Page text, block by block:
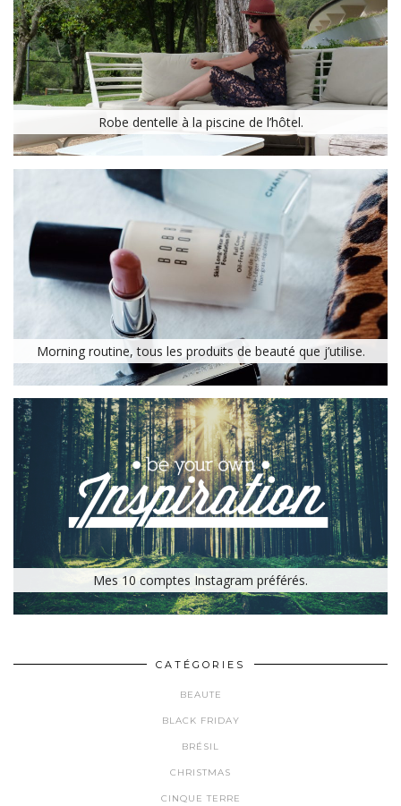
Robe dentelle à la piscine de l’hôtel.
Morning routine, tous les produits de beauté que j’utilise.
Mes 10 comptes Instagram préférés.
CATÉGORIES
BEAUTE
BLACK FRIDAY
BRÉSIL
CHRISTMAS
CINQUE TERRE